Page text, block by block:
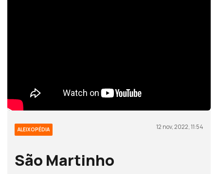
ALEIXOPÉDIA 12 nov, 2022, 11:54
São Martinho